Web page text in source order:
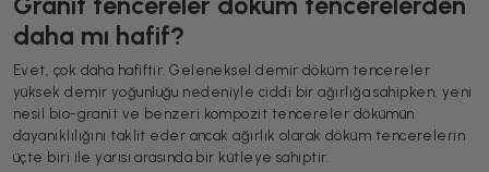
daha mı hafif?
Evet, çok daha hafiftir. Geleneksel demir döküm tencereler
yüksek demir yoğunluğu nedeniyle ciddi bir ağırlığa sahipken, yeni
nesil bio-granit ve benzeri kompozit tencereler dökümün
dayanıklılığını taklit eder ancak ağırlık olarak döküm tencerelerin
üçte biri ile yarısı arasında bir kütleye sahiptir.